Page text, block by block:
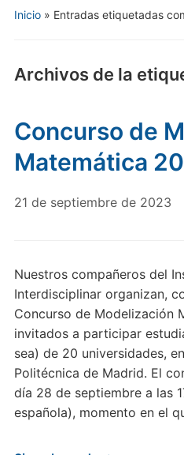
Inicio» Entradas etiquetadas
Archivos de la
Concurso de
Matemática
21 de septiembre de 2023
Nuestros compañeros del
Interdisciplinar organizan,
Concurso de Modelización
invitados a participar
sea) de 20 universidades,
Politécnica de Madrid. El
día 28 de septiembre a las
española), momento en el